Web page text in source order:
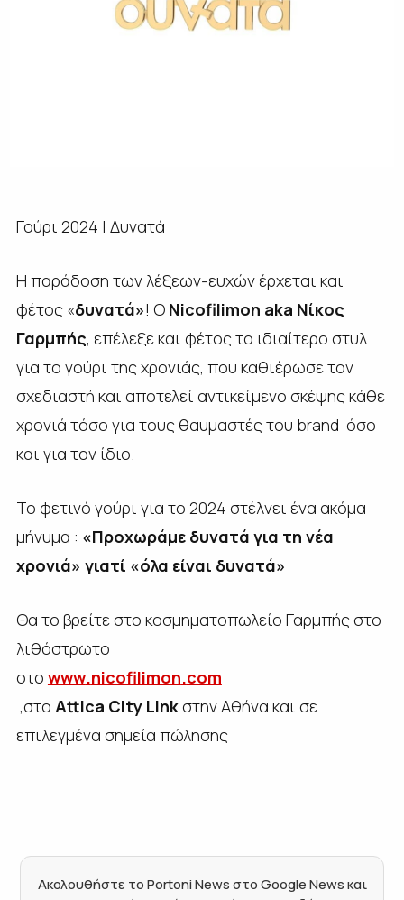
Γούρι 2024 | Δυνατά
Η παράδοση των λέξεων-ευχών έρχεται και
φέτος «δυνατά»! Ο Nicofilimon aka Νίκος
Γαρμπής, επέλεξε και φέτος το ιδιαίτερο στυλ
για το γούρι της χρονιάς, που καθιέρωσε τον
σχεδιαστή και αποτελεί αντικείμενο σκέψης κάθε
χρονιά τόσο για τους θαυμαστές του brand όσο
και για τον ίδιο.
Το φετινό γούρι για το 2024 στέλνει ένα ακόμα
μήνυμα : «Προχωράμε δυνατά για τη νέα
χρονιά» γιατί «όλα είναι δυνατά»
Θα το βρείτε στο κοσμηματοπωλείο Γαρμπής στο
λιθόστρωτο
στο www.nicofilimon.com
,στο Attica City Link στην Αθήνα και σε
επιλεγμένα σημεία πώλησης
Ακολουθήστε το Portoni News στο Google News και